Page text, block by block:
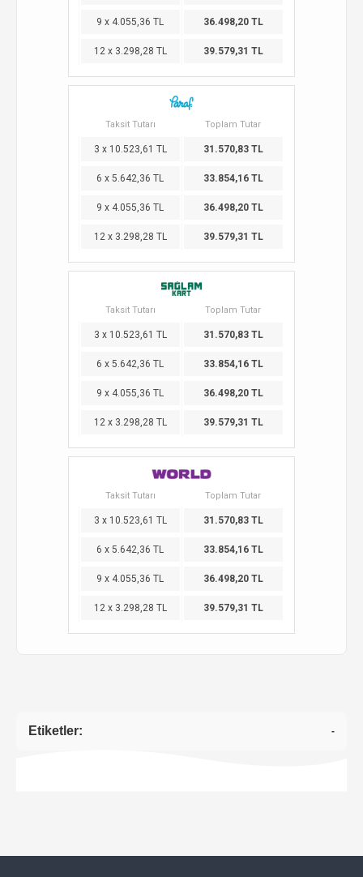
9 x 4.055,36 TL 36.498,20 TL
12 x 3.298,28 TL 39.579,31 TL
Taksit Tutarı Toplam Tutar
3 x 10.523,61 TL 31.570,83 TL
6 x 5.642,36 TL 33.854,16 TL
9 x 4.055,36 TL 36.498,20 TL
12 x 3.298,28 TL 39.579,31 TL
Taksit Tutarı Toplam Tutar
3 x 10.523,61 TL 31.570,83 TL
6 x 5.642,36 TL 33.854,16 TL
9 x 4.055,36 TL 36.498,20 TL
12 x 3.298,28 TL 39.579,31 TL
Taksit Tutarı Toplam Tutar
3 x 10.523,61 TL 31.570,83 TL
6 x 5.642,36 TL 33.854,16 TL
9 x 4.055,36 TL 36.498,20 TL
12 x 3.298,28 TL 39.579,31 TL
Etiketler: -